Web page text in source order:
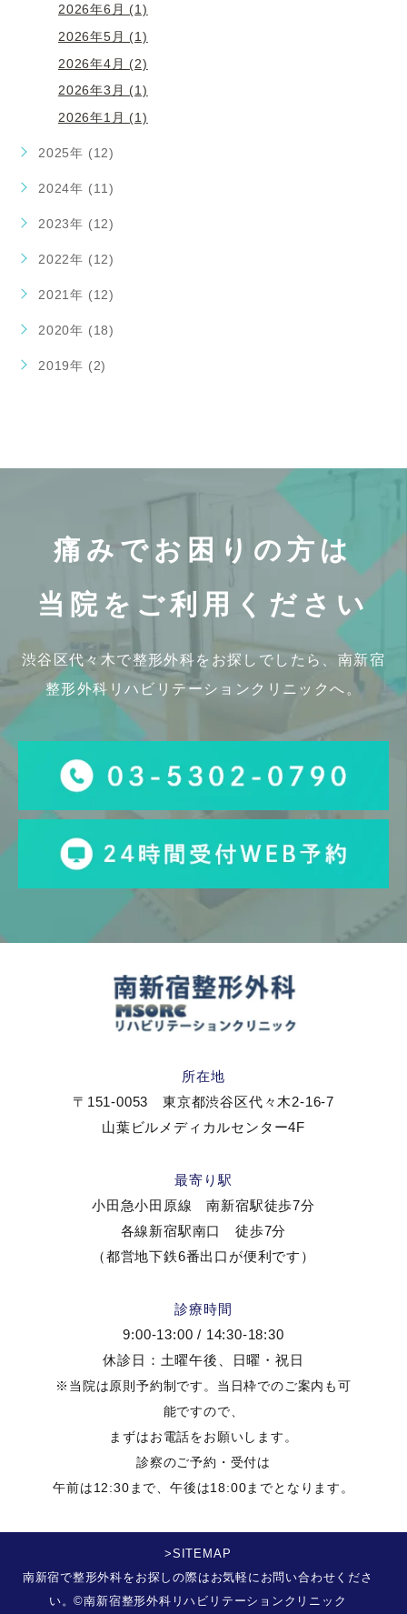
2026年6月 (1)
2026年5月 (1)
2026年4月 (2)
2026年3月 (1)
2026年1月 (1)
2025年 (12)
2024年 (11)
2023年 (12)
2022年 (12)
2021年 (12)
2020年 (18)
2019年 (2)
痛みでお困りの方は
当院をご利用ください
渋谷区代々木で整形外科をお探しでしたら、 南新宿
整形外科リハビリテーションクリニックへ。
所在地
〒151-0053 東京都渋谷区代々木2-16-7
山葉ビルメディカルセンター4F
最寄り駅
小田急小田原線 南新宿駅徒歩7分
各線新宿駅南口 徒歩7分
（都営地下鉄6番出口が便利です）
診療時間
9:00-13:00 / 14:30-18:30
休診日：土曜午後、日曜・祝日
※当院は原則予約制です。当日枠でのご案内も可
能ですので、
まずはお電話をお願いします。
診察のご予約・受付は
午前は12:30まで、午後は18:00までとなります。
>SITEMAP
南新宿で整形外科をお探しの際はお気軽にお問い合わせくださ
い。©南新宿整形外科リハビリテーションクリニック